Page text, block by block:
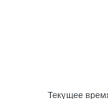
Текущее